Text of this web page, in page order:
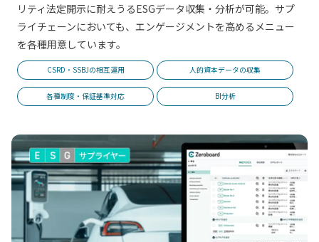
リティ法定開示に耐えうるESGデータ収集・分析が可能。サプ
ライチェーンにおいても、エンゲージメントを高めるメニュー
を各種用意しています。
CSRD・SSBJの相互運用 人的資本データの収集
各種制度・保証基準対応 BI分析